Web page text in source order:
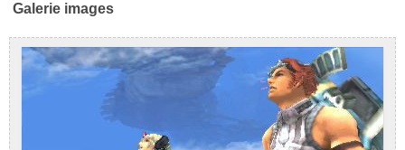
Galerie images